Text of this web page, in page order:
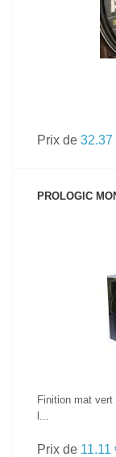
Prix de 32.37
PROLOGIC
Finition mat
l...
Prix de 11.11